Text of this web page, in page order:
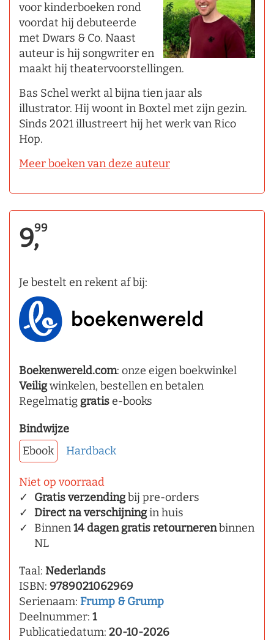
voor kinderboeken rond
voordat hij debuteerde
met Dwars & Co. Naast
auteur is hij songwriter en
maakt hij theatervoorstellingen.
Bas Schel werkt al bijna tien jaar als
illustrator. Hij woont in Boxtel met zijn gezin.
Sinds 2021 illustreert hij het werk van Rico
Hop.
Meer boeken van deze auteur
9,99
Je bestelt en rekent af bij:
Boekenwereld.com: onze eigen boekwinkel
Veiligwinkelen, bestellen en betalen
Regelmatig gratise-books
Bindwijze
Ebook
Hardback
Niet op voorraad
Gratis verzendingbij pre-orders
Direct na verschijningin huis
Binnen14 dagen gratis retournerenbinnen
NL
Taal: Nederlands
ISBN: 9789021062969
Serienaam: Frump & Grump
Deelnummer: 1
Publicatiedatum: 20-10-2026